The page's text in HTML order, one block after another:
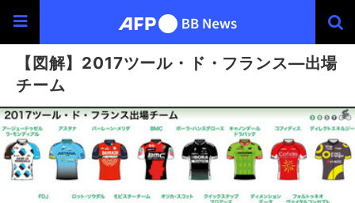
【図解】2017ツール・ド・フランス―出場
チーム